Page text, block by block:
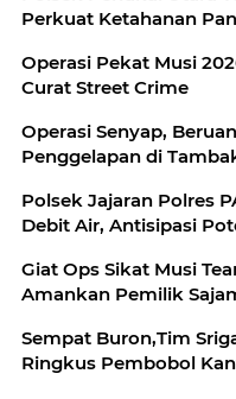
Perkuat Ketahanan
Operasi Pekat Musi
Curat Street Crime
Operasi Senyap,
Penggelapan di
Polsek Jajaran Polres
Debit Air, Antisipasi
Giat Ops Sikat Musi
Amankan Pemilik
Sempat Buron,Tim
Ringkus Pembobol